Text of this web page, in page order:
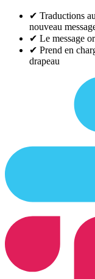
✔ Traductions
nouveau
✔ Le message
✔ Prend en
drapeau